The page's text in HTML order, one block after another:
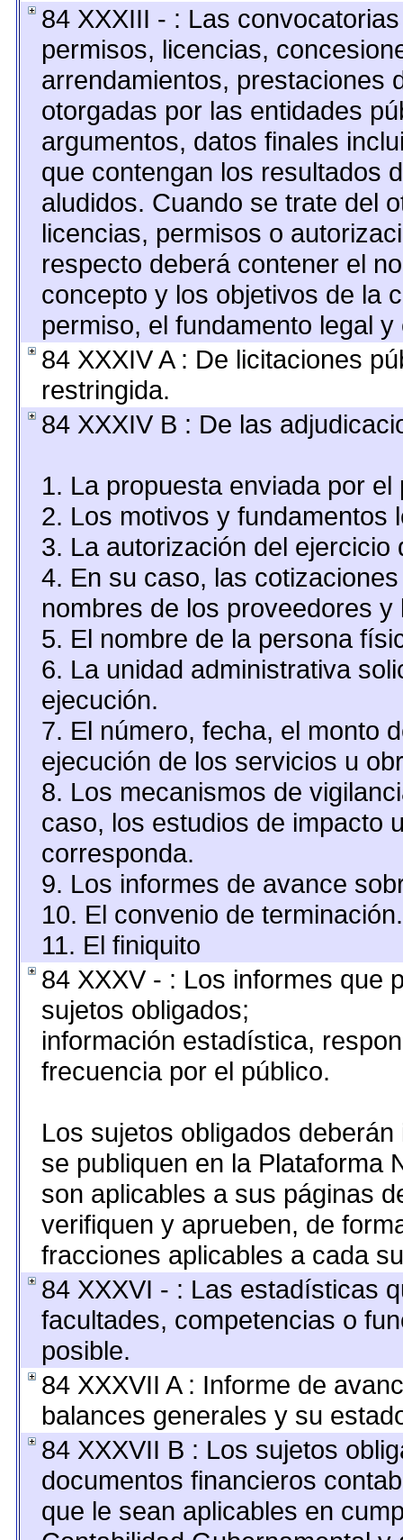
84 XXXIII - : Las
permisos, licencias,
arrendamientos, prestaciones
otorgadas por las entidades
argumentos, datos finales
que contengan los resultados
aludidos. Cuando se trate del
licencias, permisos o
respecto deberá contener el
concepto y los objetivos de la
permiso, el fundamento legal
84 XXXIV A : De licitaciones
restringida.
84 XXXIV B : De las
1. La propuesta enviada por el
2. Los motivos y fundamentos
3. La autorización del ejercicio
4. En su caso, las
nombres de los proveedores y
5. El nombre de la persona
6. La unidad administrativa
ejecución.
7. El número, fecha, el monto
ejecución de los servicios u
8. Los mecanismos de
caso, los estudios de impacto
corresponda.
9. Los informes de avance
10. El convenio de terminación.
11. El finiquito
84 XXXV - : Los informes que
sujetos obligados;
información estadística,
frecuencia por el público.
Los sujetos obligados
se publiquen en la Plataforma
son aplicables a sus páginas
verifiquen y aprueben, de
fracciones aplicables a cada
84 XXXVI - : Las estadísticas
facultades, competencias o
posible.
84 XXXVII A : Informe de
balances generales y su
84 XXXVII B : Los sujetos
documentos financieros
que le sean aplicables en